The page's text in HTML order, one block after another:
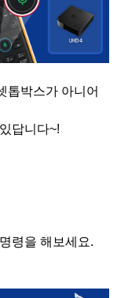
톱박스가 아니어
답니다~!
령을 해보세요.